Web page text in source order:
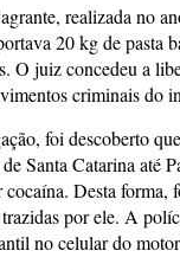
realizada no
20 kg de pasta
O juiz concedeu a
criminais do
foi descoberto
Santa Catarina até
cocaína. Desta forma,
trazidas por ele. A
no celular do